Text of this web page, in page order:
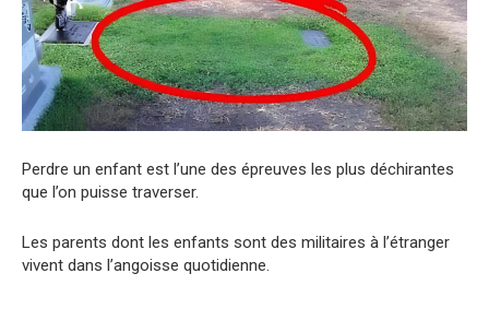
Perdre un enfant est l’une des épreuves les plus déchirantes
que l’on puisse traverser.
Les parents dont les enfants sont des militaires à l’étranger
vivent dans l’angoisse quotidienne.